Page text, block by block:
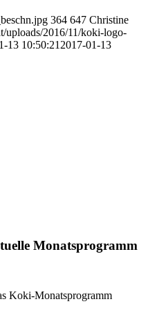
364 647 Christine
uploads/2016/11/koki-logo-
13 10:50:21 2017-01-13
Monatsprogramm
Koki-Monatsprogramm